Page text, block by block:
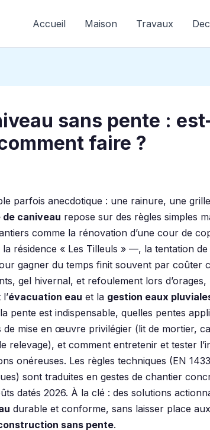
Accueil Maison Travaux
sans pente :
faire ?
parfois anecdotique : une rainure, une
de caniveau repose sur des règles simples
comme la rénovation d’une cour de
résidence « Les Tilleuls » —, la tentation
gagner du temps finit souvent par coûter
gel hivernal, et refoulement lors d’orages,
évacuation eau et la gestion eaux
pente est indispensable, quelles pentes
de mise en œuvre privilégier (lit de mortier,
relevage), et comment entretenir et tester
onéreuses. Les règles techniques (EN
sont traduites en gestes de chantier
datés 2026. À la clé : des solutions
durable et conforme, sans laisser place
sans pente.